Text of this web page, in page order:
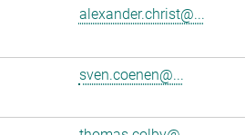
alexander.christ@...
sven.coenen@...